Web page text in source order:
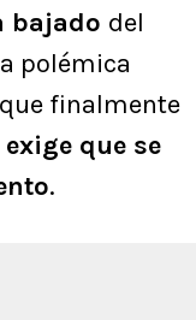
bajado del
polémica
finalmente
que se
.